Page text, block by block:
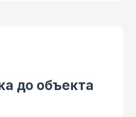
до объекта